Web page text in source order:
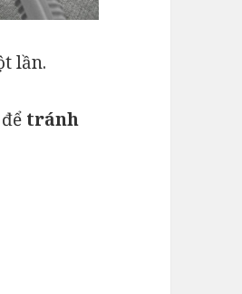
lần.
tránh